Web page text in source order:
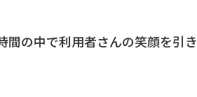
間の中で利用者さんの笑顔を引き